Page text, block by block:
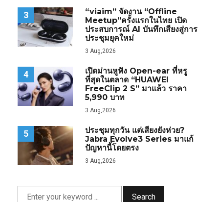
3
“viaim” จัดงาน “Offline
Meetup”ครั้งแรกในไทย เปิด
ประสบการณ์ AI บันทึกเสียงสู่การ
ประชุมยุคใหม่
3 Aug,2026
4
เปิดม่านหูฟัง Open-ear ที่หรู
ที่สุดในตลาด “HUAWEI
FreeClip 2 S” มาแล้ว ราคา
5,990 บาท
3 Aug,2026
5
ประชุมทุกวัน แต่เสียงยังห่วย?
Jabra Evolve3 Series มาแก้
ปัญหานี้โดยตรง
3 Aug,2026
Search